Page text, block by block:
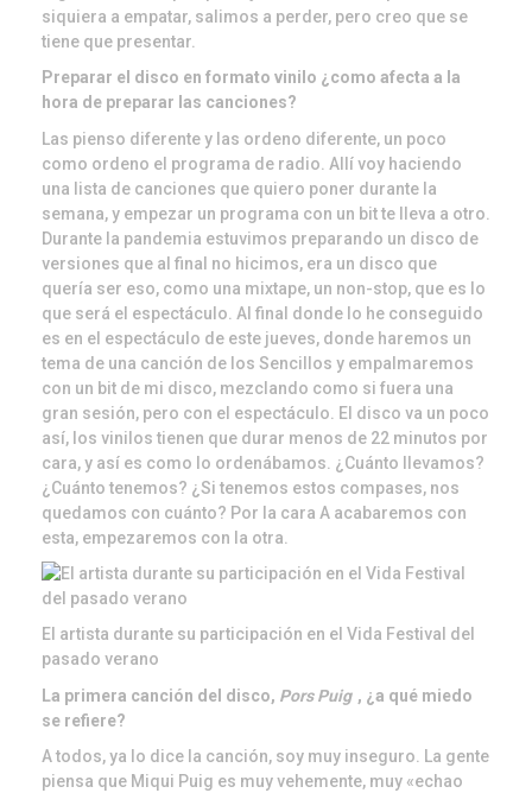
siquiera a empatar, salimos a perder, pero creo que se
tiene que presentar.
Preparar el disco en formato vinilo ¿como afecta a la
hora de preparar las canciones?
Las pienso diferente y las ordeno diferente, un poco
como ordeno el programa de radio. Allí voy haciendo
una lista de canciones que quiero poner durante la
semana, y empezar un programa con un bit te lleva a otro.
Durante la pandemia estuvimos preparando un disco de
versiones que al final no hicimos, era un disco que
quería ser eso, como una mixtape, un non-stop, que es lo
que será el espectáculo. Al final donde lo he conseguido
es en el espectáculo de este jueves, donde haremos un
tema de una canción de los Sencillos y empalmaremos
con un bit de mi disco, mezclando como si fuera una
gran sesión, pero con el espectáculo. El disco va un poco
así, los vinilos tienen que durar menos de 22 minutos por
cara, y así es como lo ordenábamos. ¿Cuánto llevamos?
¿Cuánto tenemos? ¿Si tenemos estos compases, nos
quedamos con cuánto? Por la cara A acabaremos con
esta, empezaremos con la otra.
El artista durante su participación en el Vida Festival del
pasado verano
La primera canción del disco, Pors Puig , ¿a qué miedo
se refiere?
A todos, ya lo dice la canción, soy muy inseguro. La gente
piensa que Miqui Puig es muy vehemente, muy «echao